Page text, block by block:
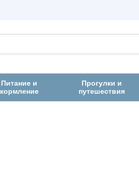
Питание и
кормление
Прогулки и
путешествия